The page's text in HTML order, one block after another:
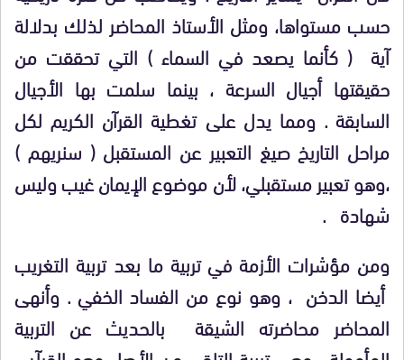
حسب مستواها، ومثل الأستاذ المحاضر لذلك بدلالة
آية ( كأنما يصعد في السماء ) التي تحققت من
حقيقتها أجيال السرعة ، بينما سلمت بها الأجيال
السابقة . ومما يدل على تغطية القرآن الكريم لكل
مراحل التاريخ صيغ التعبير عن المستقبل ( سنريهم )
،وهو تعبير مستقبلي، لأن موضوع الإيمان غيب وليس
شهادة .
ومن مؤشرات الأزمة في تربية ما بعد تربية التغريب
أيضا الدخن ، وهو نوع من الفساد الخفي . وأنهى
المحاضر محاضرته الشيقة بالحديث عن التربية